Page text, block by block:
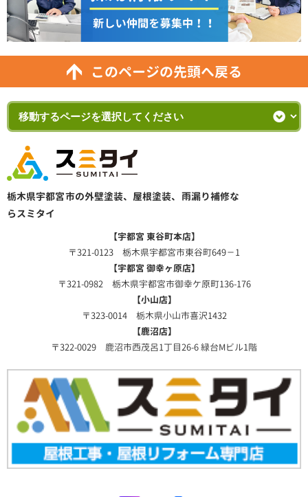
このページの先頭へ戻る
栃木県宇都宮市の外壁塗装、屋根塗装、雨漏り補修な
らスミタイ
【宇都宮 東谷町本店】
〒321-0123 栃木県宇都宮市東谷町649－1
【宇都宮 御幸ヶ原店】
〒321-0982 栃木県宇都宮市御幸ケ原町136-176
【小山店】
〒323-0014 栃木県小山市喜沢1432
【鹿沼店】
〒322-0029 鹿沼市西茂呂1丁目26-6 緑台Mビル1階